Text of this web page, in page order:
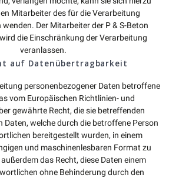
Mitarbeiter des für die Verarbeitung
Der Mitarbeiter der P & S-Beton
die Einschränkung der Verarbeitung
veranlassen.
Datenübertragbarkeit
personenbezogener Daten betroffene
vom Europäischen Richtlinien- und
gewährte Recht, die sie betreffenden
Daten, welche durch die betroffene Person
bereitgestellt wurden, in einem
und maschinenlesbaren Format zu
das Recht, diese Daten einem
ohne Behinderung durch den